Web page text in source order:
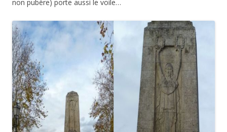
non pubère) porte aussi le voile…